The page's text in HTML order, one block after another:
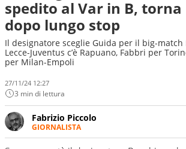
spedito al Var in B, torna
dopo lungo stop
Il designatore sceglie Guida per il big-match
Lecce-Juventus c’è Rapuano, Fabbri per
per Milan-Empoli
27/11/24 12:27
3 min di lettura
Fabrizio Piccolo
GIORNALISTA
Nella sua carriera ha seguito